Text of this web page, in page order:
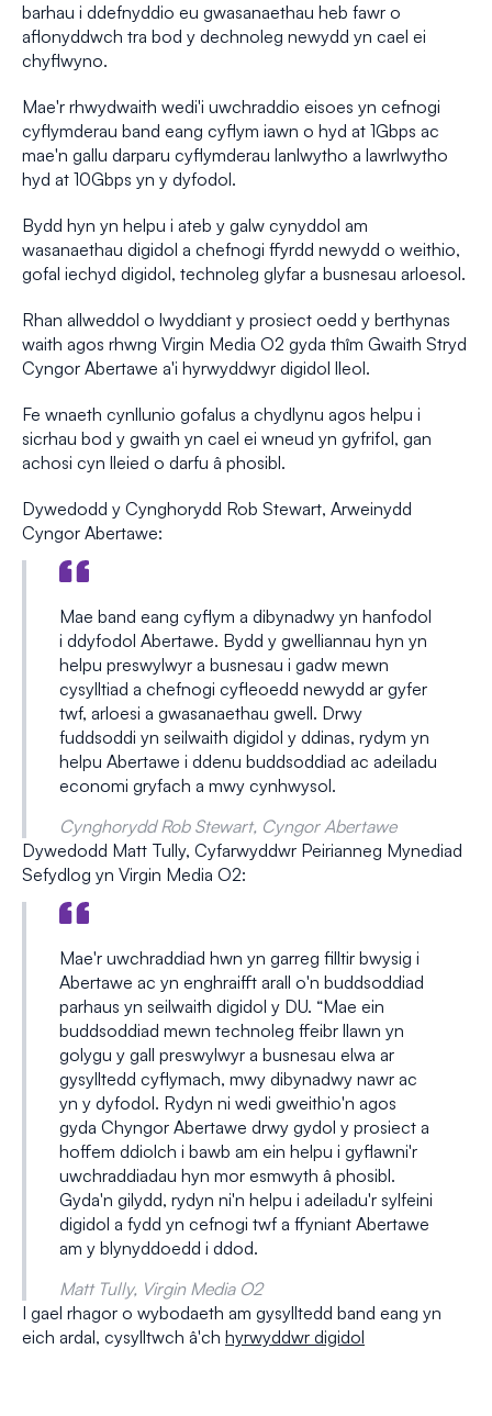
barhau i ddefnyddio eu gwasanaethau heb fawr o
aflonyddwch tra bod y dechnoleg newydd yn cael ei
chyflwyno.
Mae'r rhwydwaith wedi'i uwchraddio eisoes yn cefnogi
cyflymderau band eang cyflym iawn o hyd at 1Gbps ac
mae'n gallu darparu cyflymderau lanlwytho a lawrlwytho
hyd at 10Gbps yn y dyfodol.
Bydd hyn yn helpu i ateb y galw cynyddol am
wasanaethau digidol a chefnogi ffyrdd newydd o weithio,
gofal iechyd digidol, technoleg glyfar a busnesau arloesol.
Rhan allweddol o lwyddiant y prosiect oedd y berthynas
waith agos rhwng Virgin Media O2 gyda thîm Gwaith Stryd
Cyngor Abertawe a'i hyrwyddwyr digidol lleol.
Fe wnaeth cynllunio gofalus a chydlynu agos helpu i
sicrhau bod y gwaith yn cael ei wneud yn gyfrifol, gan
achosi cyn lleied o darfu â phosibl.
Dywedodd y Cynghorydd Rob Stewart, Arweinydd
Cyngor Abertawe:
Mae band eang cyflym a dibynadwy yn hanfodol
i ddyfodol Abertawe. Bydd y gwelliannau hyn yn
helpu preswylwyr a busnesau i gadw mewn
cysylltiad a chefnogi cyfleoedd newydd ar gyfer
twf, arloesi a gwasanaethau gwell. Drwy
fuddsoddi yn seilwaith digidol y ddinas, rydym yn
helpu Abertawe i ddenu buddsoddiad ac adeiladu
economi gryfach a mwy cynhwysol.
Cynghorydd Rob Stewart, Cyngor Abertawe
Dywedodd Matt Tully, Cyfarwyddwr Peirianneg Mynediad
Sefydlog yn Virgin Media O2:
Mae'r uwchraddiad hwn yn garreg filltir bwysig i
Abertawe ac yn enghraifft arall o'n buddsoddiad
parhaus yn seilwaith digidol y DU. “Mae ein
buddsoddiad mewn technoleg ffeibr llawn yn
golygu y gall preswylwyr a busnesau elwa ar
gysylltedd cyflymach, mwy dibynadwy nawr ac
yn y dyfodol. Rydyn ni wedi gweithio'n agos
gyda Chyngor Abertawe drwy gydol y prosiect a
hoffem ddiolch i bawb am ein helpu i gyflawni'r
uwchraddiadau hyn mor esmwyth â phosibl.
Gyda'n gilydd, rydyn ni'n helpu i adeiladu'r sylfeini
digidol a fydd yn cefnogi twf a ffyniant Abertawe
am y blynyddoedd i ddod.
Matt Tully, Virgin Media O2
I gael rhagor o wybodaeth am gysylltedd band eang yn
eich ardal, cysylltwch â'ch hyrwyddwr digidol